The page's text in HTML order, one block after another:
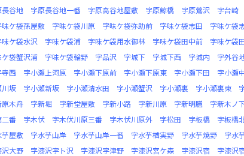
長谷地 字原長谷地一番 字原高谷地屋敷 字原鯨橋 字原鶯沢 字台崎
味ケ袋孫屋敷 字味ケ袋川原 字味ケ袋弥助前 字味ケ袋志田 字味ケ袋
味ケ袋水沢 字味ケ袋浦 字味ケ袋用水御林 字味ケ袋田中前 字味ケ袋
ケ袋蟹沢浦 字味ケ袋輪野 字品沢 字城下 字城下西 字城内 字外谷
寺西 字小瀬上河原 字小瀬下原前 字小瀬下原東 字小瀬下田 字小瀬
川坂 字小瀬新坂 字小瀬清水田 字小瀬蟹沢 字小瀬裏 字小瀬裏東
原木舟 字新堀 字新堂屋敷 字新小路 字新川原 字新明膳 字新木ノ
番 字木伏 字木伏川原三番 字木伏川原外 字松田 字板橋 字板橋
芋屋敷 字水芋山岸 字水芋山岸一番 字水芋楢実野 字水芋焼野 字水
沢大野 字漆沢宇ト沢 字漆沢宇津野 字漆沢宮ケ森 字漆沢宿 字漆沢